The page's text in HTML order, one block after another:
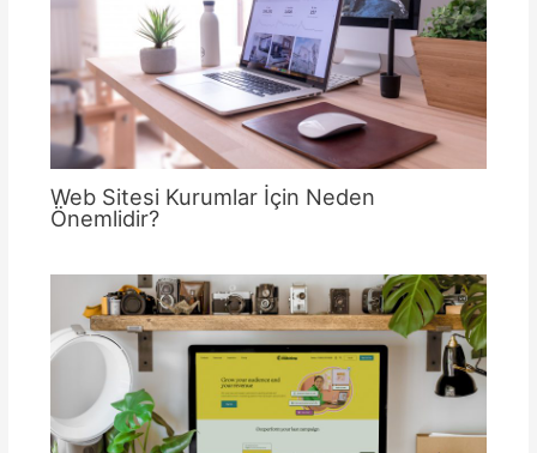
Web Sitesi Kurumlar İçin Neden
Önemlidir?